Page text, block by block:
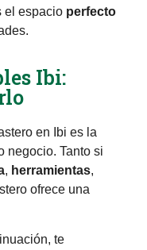
el espacio perfecto
Ibi:
en Ibi es la
negocio. Tanto si
, herramientas,
ofrece una
te